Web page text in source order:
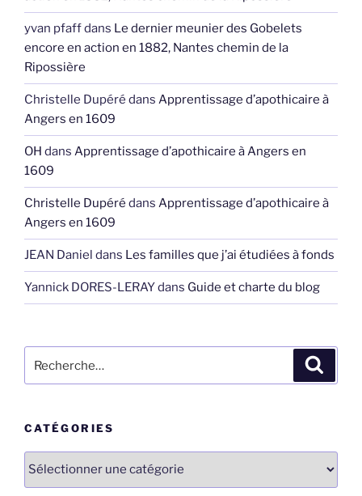
yvan pfaffdans Le dernier meunier des Gobelets
encore en action en 1882, Nantes chemin de la
Ripossière
Christelle Dupéré dans Apprentissage d’apothicaire à
Angers en 1609
OH dans Apprentissage d’apothicaire à Angers en
1609
Christelle Dupéré dans Apprentissage d’apothicaire à
Angers en 1609
JEAN Daniel dans Les familles que j’ai étudiées à fonds
Yannick DORES-LERAYdans Guide et charte du blog
pour
CATÉGORIES
Catégories